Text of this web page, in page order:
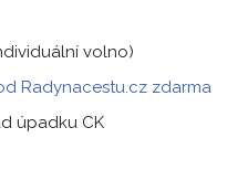
volno)
Radynacestu.cz zdarma
úpadku CK